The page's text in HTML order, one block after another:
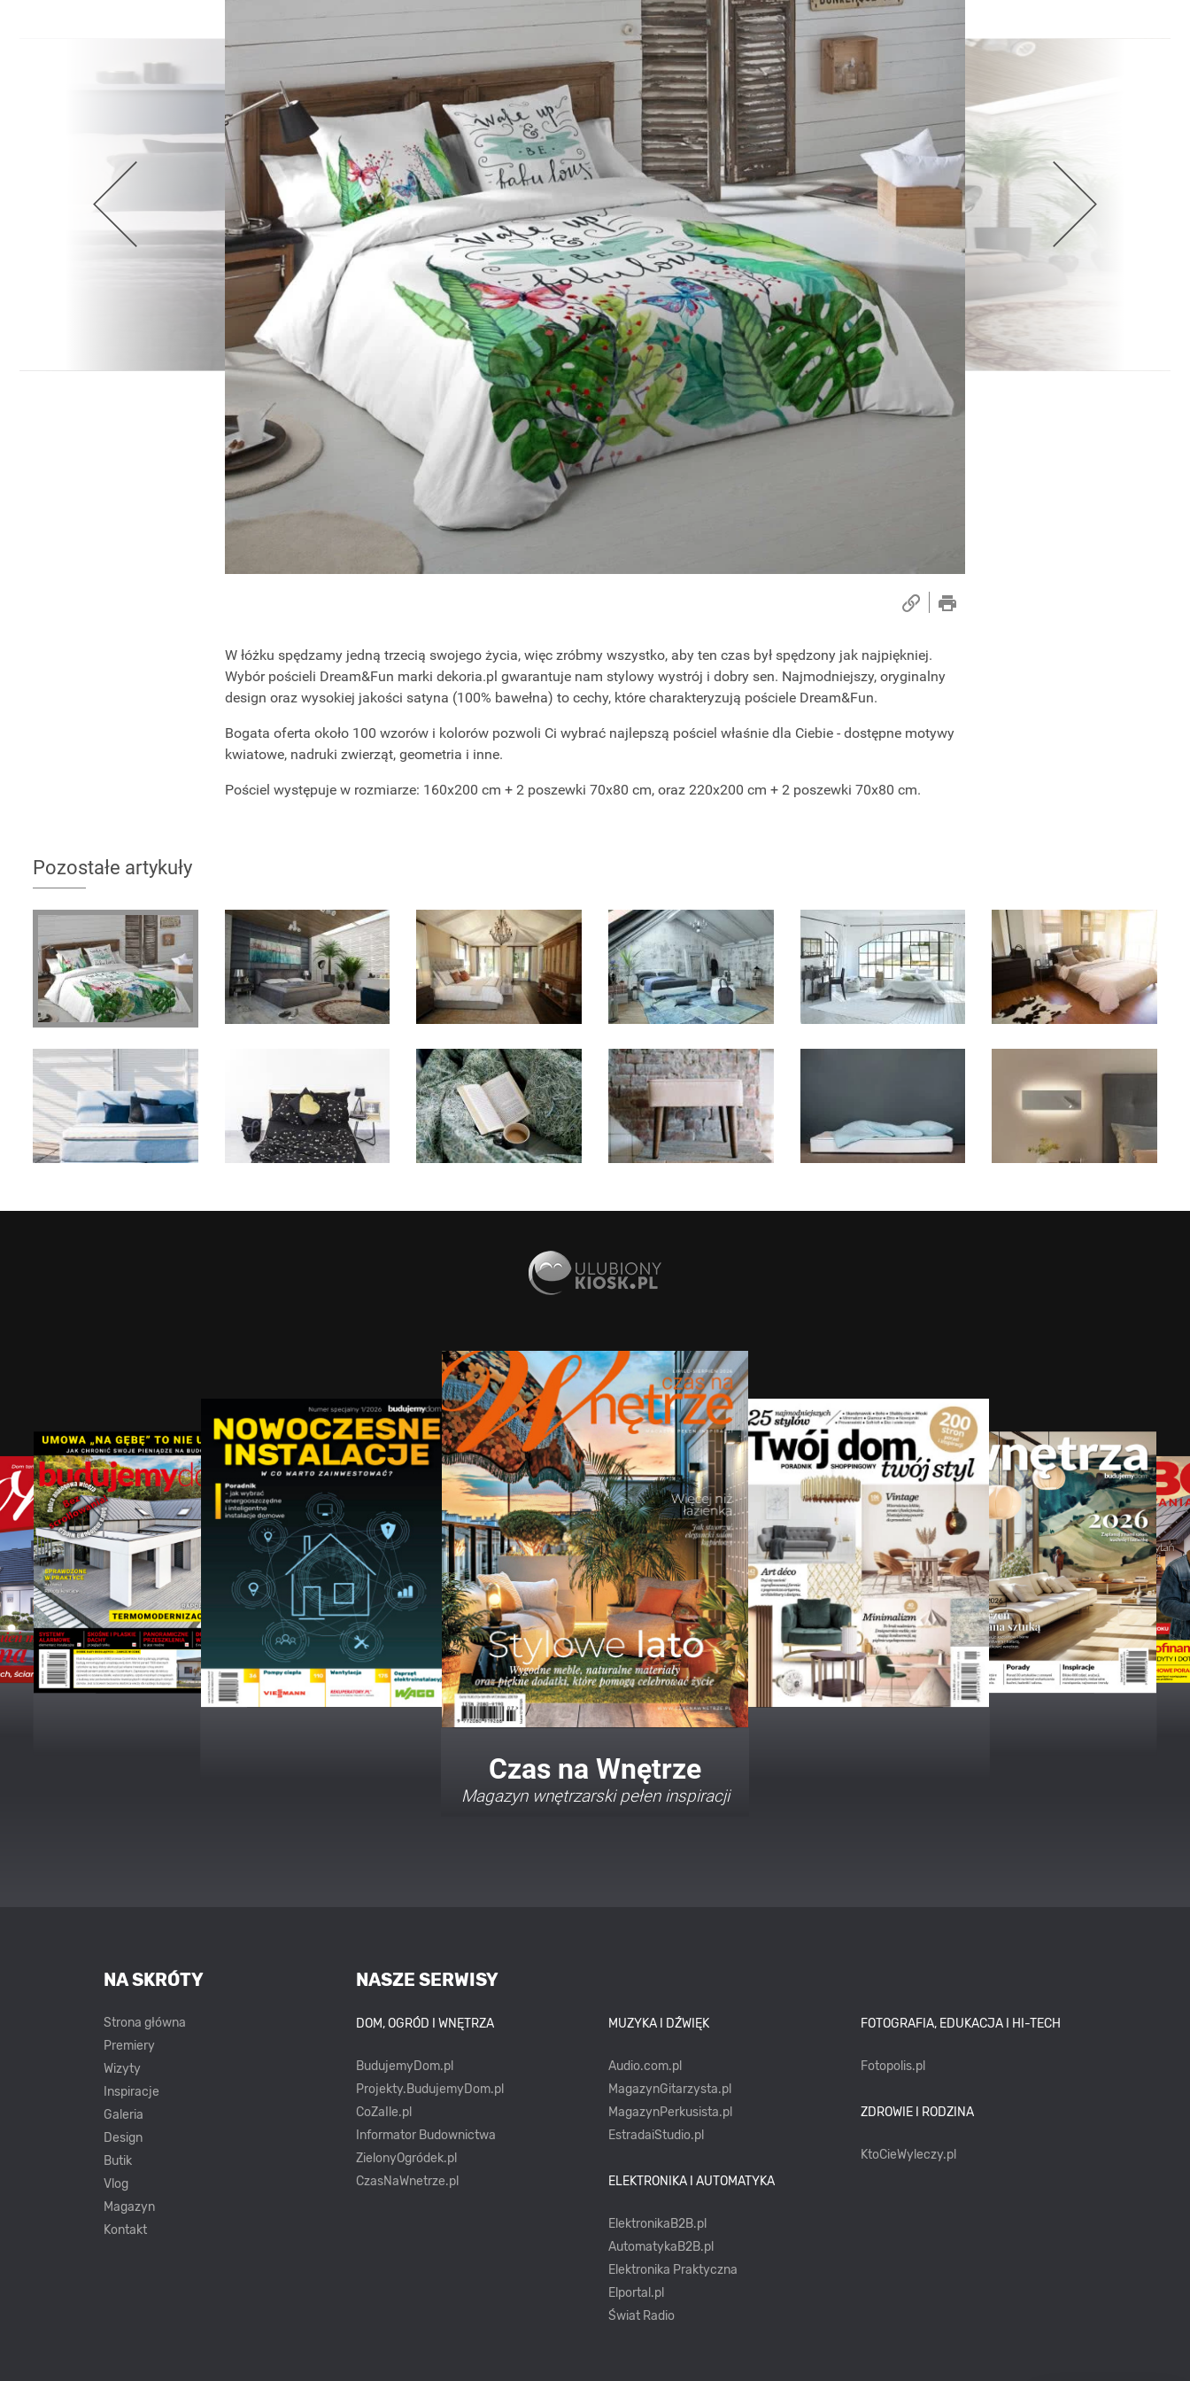
W łóżku spędzamy jedną trzecią swojego życia, więc zróbmy wszystko, aby ten czas był spędzony jak najpiękniej.
Wybór pościeli Dream&Fun marki dekoria.pl gwarantuje nam stylowy wystrój i dobry sen. Najmodniejszy, oryginalny
design oraz wysokiej jakości satyna (100% bawełna) to cechy, które charakteryzują pościele Dream&Fun.
Bogata oferta około 100 wzorów i kolorów pozwoli Ci wybrać najlepszą pościel właśnie dla Ciebie - dostępne motywy
kwiatowe, nadruki zwierząt, geometria i inne.
Pościel występuje w rozmiarze: 160x200 cm + 2 poszewki 70x80 cm, oraz 220x200 cm + 2 poszewki 70x80 cm.
Pozostałe artykuły
Twój Dom Twój Styl
Porady i inspiracje w najmodniejszych
NASZE SERWISY
DOM, OGRÓD I WNĘTRZA
BudujemyDom.pl
Projekty.BudujemyDom.pl
CoZaIle.pl
Informator Budownictwa
ZielonyOgródek.pl
CzasNaWnetrze.pl
MUZYKA I DŹWIĘK
Audio.com.pl
MagazynGitarzysta.pl
MagazynPerkusista.pl
EstradaiStudio.pl
ELEKTRONIKA I AUTOMATYKA
ElektronikaB2B.pl
AutomatykaB2B.pl
Elektronika Praktyczna
Elportal.pl
Świat Radio
FOTOGRAFIA, EDUKACJA I HI-TECH
Fotopolis.pl
ZDROWIE I RODZINA
KtoCieWyleczy.pl
NA SKRÓTY
Strona główna
Premiery
Wizyty
Inspiracje
Galeria
Design
Butik
Vlog
Magazyn
Kontakt